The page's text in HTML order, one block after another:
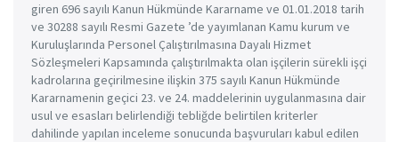
giren 696 sayılı Kanun Hükmünde Kararname ve 01.01.2018 tarih
ve 30288 sayılı Resmi Gazete ’de yayımlanan Kamu kurum ve
Kuruluşlarında Personel Çalıştırılmasına Dayalı Hizmet
Sözleşmeleri Kapsamında çalıştırılmakta olan işçilerin sürekli işçi
kadrolarına geçirilmesine ilişkin 375 sayılı Kanun Hükmünde
Kararnamenin geçici 23. ve 24. maddelerinin uygulanmasına dair
usul ve esasları belirlendiği tebliğde belirtilen kriterler
dahilinde yapılan inceleme sonucunda başvuruları kabul edilen